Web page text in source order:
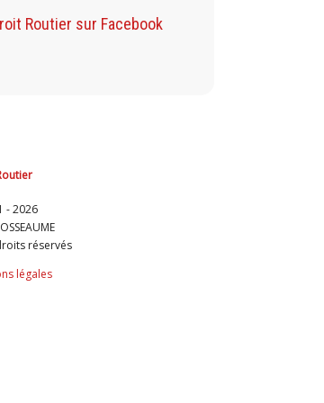
Routier sur Facebook
- 2026
réservés
légales